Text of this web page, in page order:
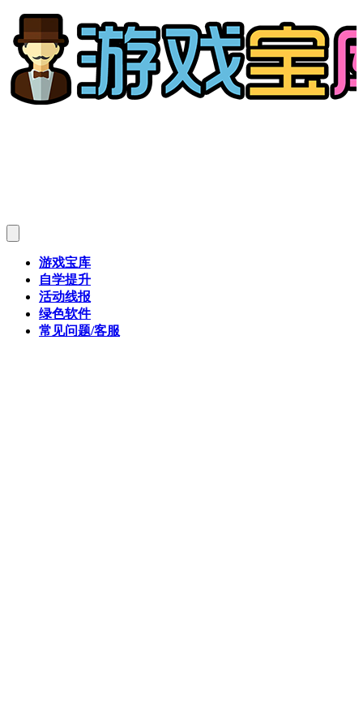
游戏宝库
自学提升
活动线报
绿色软件
常见问题/客服